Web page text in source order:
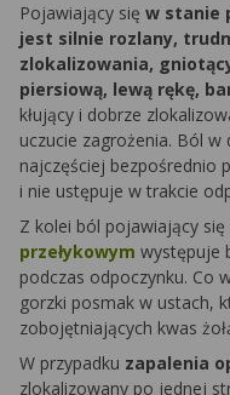
Pojawiający się w stanie
jest silnie rozlany,
zlokalizowania,
piersiową, lewą rękę,
kłujący i dobrze
uczucie zagrożenia. Ból w
najczęściej bezpośrednio
i nie ustępuje w trakcie
Z kolei ból pojawiający się
przełykowym występuje
podczas odpoczynku. Co
gorzki posmak w ustach,
zobojętniających kwas
W przypadku zapalenia
zlokalizowany po jednej